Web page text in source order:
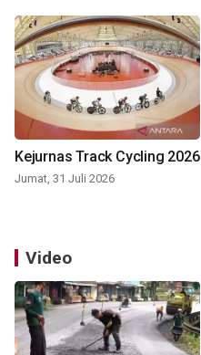
Kejurnas Track Cycling 2026
Jumat, 31 Juli 2026
Video